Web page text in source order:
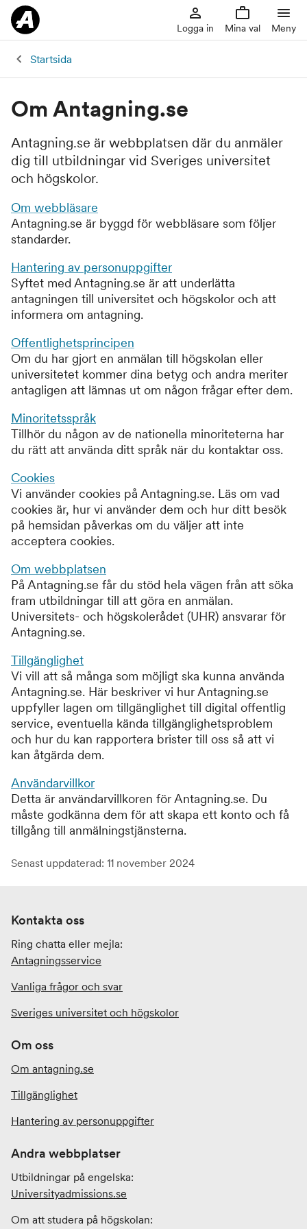
Logga in Mina val Meny
Startsida
Om Antagning.se
Antagning.se är webbplatsen där du anmäler
dig till utbildningar vid Sveriges universitet
och högskolor.
Om webbläsare
Antagning.se är byggd för webbläsare som följer
standarder.
Hantering av personuppgifter
Syftet med Antagning.se är att underlätta
antagningen till universitet och högskolor och att
informera om antagning.
Offentlighetsprincipen
Om du har gjort en anmälan till högskolan eller
universitetet kommer dina betyg och andra meriter
antagligen att lämnas ut om någon frågar efter dem.
Minoritetsspråk
Tillhör du någon av de nationella minoriteterna har
du rätt att använda ditt språk när du kontaktar oss.
Cookies
Vi använder cookies på Antagning.se. Läs om vad
cookies är, hur vi använder dem och hur ditt besök
på hemsidan påverkas om du väljer att inte
acceptera cookies.
Om webbplatsen
På Antagning.se får du stöd hela vägen från att söka
fram utbildningar till att göra en anmälan.
Universitets- och högskolerådet (UHR) ansvarar för
Antagning.se.
Tillgänglighet
Vi vill att så många som möjligt ska kunna använda
Antagning.se. Här beskriver vi hur Antagning.se
uppfyller lagen om tillgänglighet till digital offentlig
service, eventuella kända tillgänglighetsproblem
och hur du kan rapportera brister till oss så att vi
kan åtgärda dem.
Användarvillkor
Detta är användarvillkoren för Antagning.se. Du
måste godkänna dem för att skapa ett konto och få
tillgång till anmälningstjänsterna.
Senast uppdaterad: 11 november 2024
Kontakta oss
Ring chatta eller mejla:
Antagningsservice
Vanliga frågor och svar
Sveriges universitet och högskolor
Om oss
Om antagning.se
Tillgänglighet
Hantering av personuppgifter
Andra webbplatser
Utbildningar på engelska:
Universityadmissions.se
Om att studera på högskolan: